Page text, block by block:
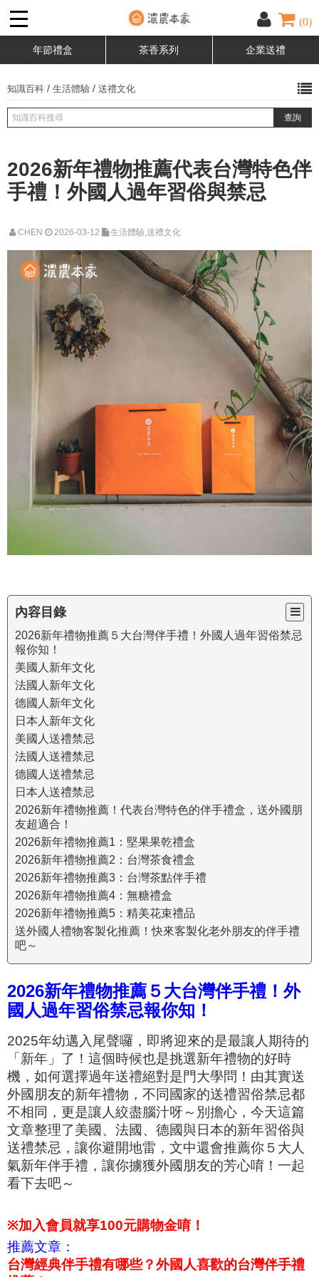
(0)
年節禮盒 茶香系列 企業送禮
知識百科 / 生活體驗 / 送禮文化
2026新年禮物推薦代表台灣特色伴
手禮！外國人過年習俗與禁忌
CHEN 2026-03-12 生活體驗,送禮文化
內容目錄
2026新年禮物推薦５大台灣伴手禮！外國人過年習俗禁忌
報你知！
美國人新年文化
法國人新年文化
德國人新年文化
日本人新年文化
美國人送禮禁忌
法國人送禮禁忌
德國人送禮禁忌
日本人送禮禁忌
2026新年禮物推薦！代表台灣特色的伴手禮盒，送外國朋
友超適合！
2026新年禮物推薦1：堅果果乾禮盒
2026新年禮物推薦2：台灣茶食禮盒
2026新年禮物推薦3：台灣茶點伴手禮
2026新年禮物推薦4：無糖禮盒
2026新年禮物推薦5：精美花束禮品
送外國人禮物客製化推薦！快來客製化老外朋友的伴手禮
吧～
2026新年禮物推薦５大台灣伴手禮！外
國人過年習俗禁忌報你知！
2025年幼邁入尾聲囉，即將迎來的是最讓人期待的
「新年」了！這個時候也是挑選新年禮物的好時
機， 如何選擇過年送禮絕對是門大學問！由其實送
外國朋友的新年禮物，不同國家的送禮習俗禁忌都
不相同，更是讓人絞盡腦汁呀～別擔心，今天這篇
文章整理了美國、法國、德國與日本的新年習俗與
送禮禁忌，讓你避開地雷，文中還會推薦你５大人
氣新年伴手禮，讓你擄獲外國朋友的芳心唷！一起
看下去吧～
※加入會員就享100元購物金唷！
推薦文章：
台灣經典伴手禮有哪些？外國人喜歡的台灣伴手禮